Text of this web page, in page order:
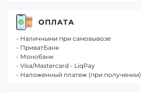
ОПЛАТА
- Наличными при самовывозе
- ПриватБанк
- Монобанк
- Visa/Mastercard - LiqPay
- Наложенный платеж (при получении)